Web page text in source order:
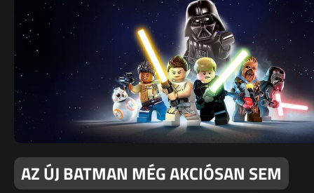
AZ ÚJ BATMAN MÉG AKCIÓSAN SEM